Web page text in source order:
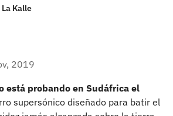
Kalle
2019
está probando en Sudáfrica el
supersónico diseñado para batir el